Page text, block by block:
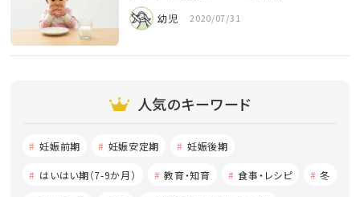
幼児 2020/07/31
人気のキーワード
妊娠前期 妊娠安定期 妊娠後期
はいはい期（7-9か月） 教育・知育 食事・レシピ 冬